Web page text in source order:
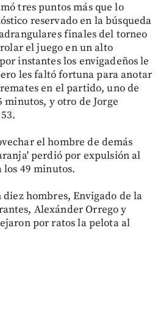
tres puntos más que lo
reservado en la búsqueda
finales del torneo
el juego en un alto
instantes los envigadeños le
les faltó fortuna para anotar
en el partido, uno de
minutos, y otro de Jorge
el hombre de demás
perdió por expulsión al
los 49 minutos.
hombres, Envigado de la
Alexánder Orrego y
por ratos la pelota al